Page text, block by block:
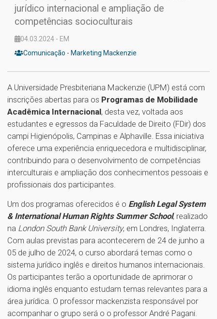
jurídico internacional e ampliação de
competências socioculturais
04.03.2024 - EM
Comunicação - Marketing Mackenzie
A Universidade Presbiteriana Mackenzie (UPM) está com
inscrições abertas para os Programas de Mobilidade
Acadêmica Internacional, desta vez, voltada aos
estudantes e egressos da Faculdade de Direito (FDir) dos
campi Higienópolis, Campinas e Alphaville. Essa iniciativa
oferece uma experiência enriquecedora e multidisciplinar,
contribuindo para o desenvolvimento de competências
interculturais e ampliação dos conhecimentos pessoais e
profissionais dos participantes.
Um dos programas oferecidos é o English Legal System
& International Human Rights Summer School, realizado
na London South Bank University, em Londres, Inglaterra.
Com aulas previstas para acontecerem de 24 de junho a
05 de julho de 2024, o curso abordará temas como o
sistema jurídico inglês e direitos humanos internacionais.
Os participantes terão a oportunidade de aprimorar o
idioma inglês enquanto estudam temas relevantes para a
área jurídica. O professor mackenzista responsável por
acompanhar o grupo será o o professor André Pagani.